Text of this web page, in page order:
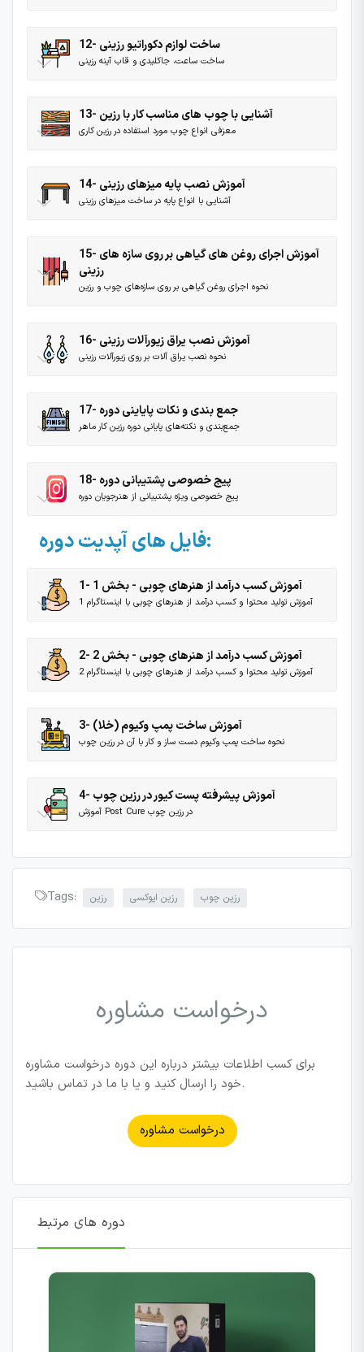
12- ساخت لوازم دکوراتیو رزینی
ساخت ساعت، جاکلیدی و قاب آینه رزینی
13- آشنایی با چوب های مناسب کار با رزین
معزفی انواع چوب مورد استفاده در رزین کاری
14- آموزش نصب پایه میزهای رزینی
آشنایی با انواع پایه در ساخت میزهای رزینی
15- آموزش اجرای روغن های گیاهی بر روی سازه های
رزینی
نحوه اجرای روغن گیاهی بر روی سازه‌های چوب و رزین
16- آموزش نصب یراق زیورآلات رزینی
نحوه نصب یراق آلات بر روی زیورآلات رزینی
17- جمع بندی و نکات پایاینی دوره
جمع‌بندی و نکته‌های پایانی دوره رزین کار ماهر
18- پیج خصوصی پشتیبانی دوره
پیج خصوصی ویژه پشتیبانی از هنرجویان دوره
فایل های آپدیت دوره:
1- آموزش کسب درآمد از هنرهای چوبی - بخش 1
آموزش تولید محتوا و کسب درآمد از هنرهای چوبی با اینستاگرام 1
2- آموزش کسب درآمد از هنرهای چوبی - بخش 2
آموزش تولید محتوا و کسب درآمد از هنرهای چوبی با اینستاگرام 2
3- آموزش ساخت پمپ وکیوم (خلا)
نحوه ساخت پمپ وکیوم دست ساز و کار با آن در رزین چوب
4- آموزش پیشرفته پست کیور در رزین چوب
آموزش Post Cure در رزین چوب
Tags: رزین رزین اپوکسی رزین چوب
درخواست مشاوره
برای کسب اطلاعات بیشتر درباره این دوره درخواست مشاوره
خود را ارسال کنید و یا با ما در تماس باشید.
درخواست مشاوره
دوره های مرتبط